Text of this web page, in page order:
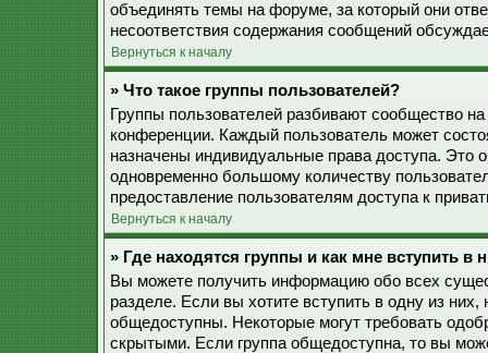
объединять темы на форуме, за который они
несоответствия содержания сообщений
Вернуться к началу
» Что такое группы пользователей?
Группы пользователей разбивают сообщество
конференции. Каждый пользователь может
назначены индивидуальные права доступа. Это
одновременно большому количеству
предоставление пользователям доступа к
Вернуться к началу
» Где находятся группы и как мне вступить в
Вы можете получить информацию обо всех
разделе. Если вы хотите вступить в одну из
общедоступны. Некоторые могут требовать
скрытыми. Если группа общедоступна, то вы